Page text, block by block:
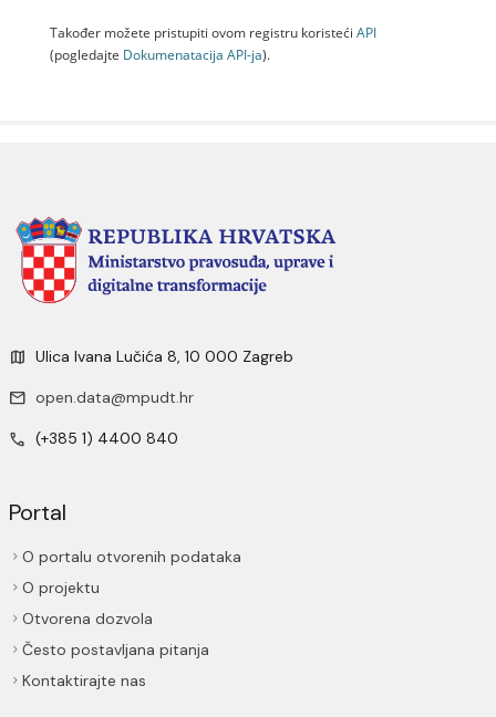
Također možete pristupiti ovom registru koristeći API
(pogledajte Dokumenаtаcijа API-jа).